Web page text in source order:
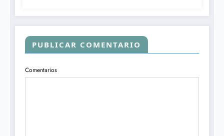
PUBLICAR COMENTARIO
Comentarios